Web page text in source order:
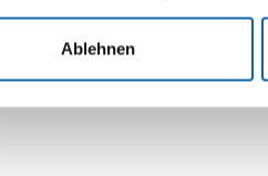
Ablehnen